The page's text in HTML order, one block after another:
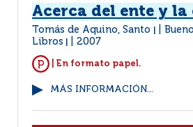
Acerca del ente y la
Tomás de Aquino, Santo
Libros
2007
| En formato papel.
MÁS INFORMACIÓN...